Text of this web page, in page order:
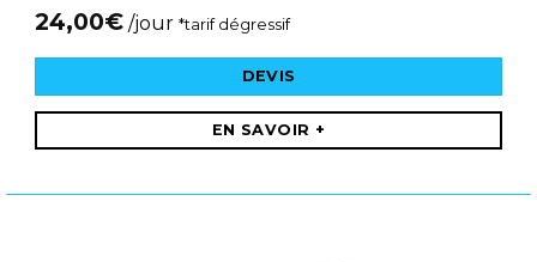
24,00€ /jour *tarif dégressif
DEVIS
EN SAVOIR +